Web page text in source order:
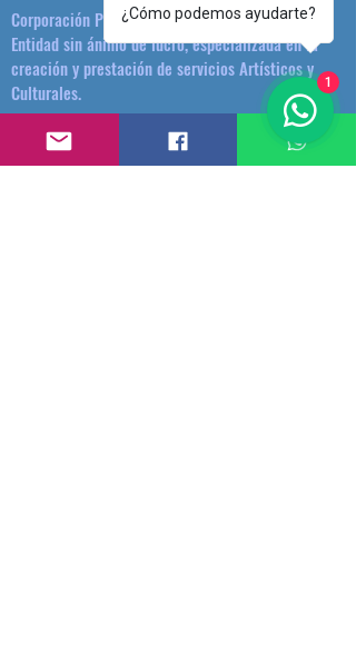
Corporación Plataforma Cultural
Entidad sin ánimo de lucro, especializada en la
creación y prestación de servicios Artísticos y
Culturales.
¿Cómo podemos ayudarte?
1